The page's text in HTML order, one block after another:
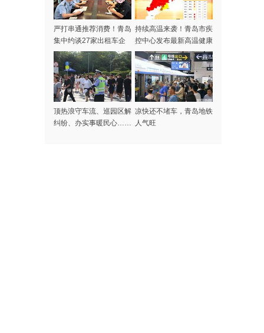
严打串通推荐消费！青岛
集中约谈27家出租车企
业
持续高温来袭！青岛市疾
控中心发布最新高温健康
风险提示
顶热浪守车流、巡园区解
纠纷、办实事暖民心……
凉快还不堵车，青岛地铁
人气旺